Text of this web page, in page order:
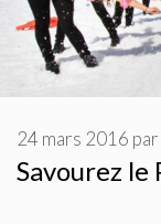
Savourez le
24 mars 2016 par